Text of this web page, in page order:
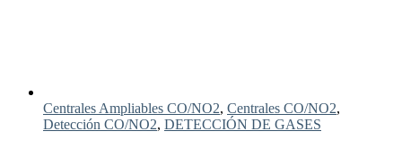
Centrales Ampliables CO/NO2, Centrales CO/NO2,
Detección CO/NO2, DETECCIÓN DE GASES